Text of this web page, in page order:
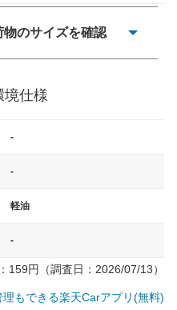
のサイズを確認
というサイズが標準値
境仕様
-
-
軽油
-
円（調査日：2026/07/13）
理もできる楽天Carアプリ(無料)